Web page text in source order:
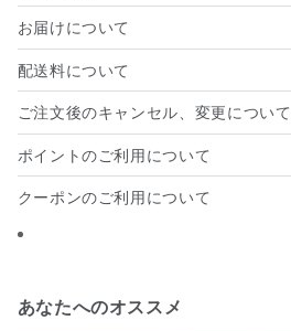
お届けについて
配送料について
ご注文後のキャンセル、変更について
ポイントのご利用について
クーポンのご利用について
あなたへのオススメ